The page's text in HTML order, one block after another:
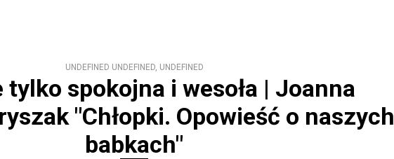
UNDEFINED UNDEFINED, UNDEFINED
tylko spokojna i wesoła | Joanna
"Chłopki. Opowieść o naszych
babkach"